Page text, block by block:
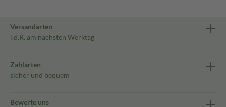
Versandarten
i.d.R. am nächsten Werktag
Zahlarten
sicher und bequem
Bewerte uns